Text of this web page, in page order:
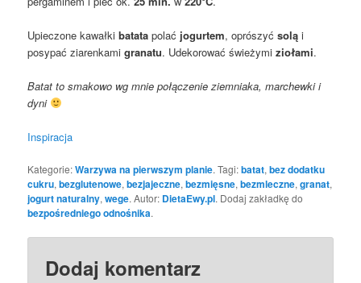
Upieczone kawałkibatata polać jogurtem, oprószyćsolą i
posypać ziarenkami granatu. Udekorować świeżymiziołami.
Batat to smakowo wg mnie połączenie ziemniaka, marchewki i
dyni
Inspiracja
Kategorie:Warzywa na pierwszym planie. Tagi:batat,bez dodatku
cukru,bezglutenowe,bezjajeczne,bezmięsne,bezmleczne,granat,
jogurt naturalny,wege. Autor: DietaEwy.pl. Dodaj zakładkę do
bezpośredniego odnośnika.
Dodaj komentarz